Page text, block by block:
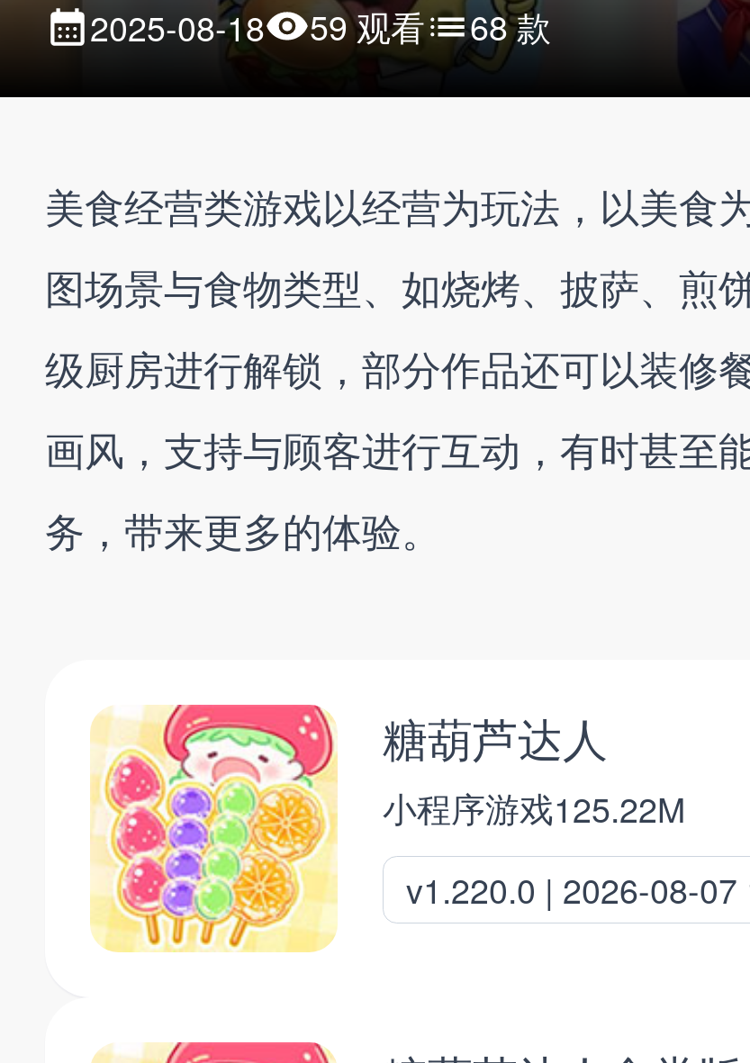
2025-08-18 59 观看 68 款
美食经营类游戏以经营为玩法，以美食
图场景与食物类型、如烧烤、披萨、煎
级厨房进行解锁，部分作品还可以装修
画风，支持与顾客进行互动，有时甚至
务，带来更多的体验。
糖葫芦达人
小程序游戏125.22M
v1.220.0 | 2026-08-07